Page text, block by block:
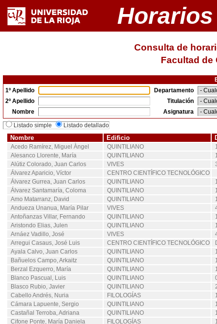
Consulta de
Facultad de
1º Apellido
Departamento
2º Apellido
Titulación
Nombre
Asignatura
Listado simple
Listado detallado
Nombre Edificio
Acedo Ramírez, Miguel Àngel QUINTILIANO
Alesanco Llorente, María
QUINTILIANO
Alútiz Colorado, Juan Carlos
VIVES
Álvarez Aparicio, Víctor
CENTRO CIENTÍFICO TECNOLÓGICO
Álvarez Gurrea, Juan Carlos
QUINTILIANO
Álvarez Santamaría, Coloma
QUINTILIANO
Amo Matarranz, David
QUINTILIANO
Andueza Unanua, María Pilar
VIVES
Antoñanzas Villar, Fernando
QUINTILIANO
Aristondo Elias, Julen
QUINTILIANO
Arnáez Vadillo, José
VIVES
Arregui Casaus, José Luis
CENTRO CIENTÍFICO TECNOLÓGICO
Ayala Calvo, Juan Carlos
QUINTILIANO
Bañuelos Campo, Arkaitz
QUINTILIANO
Berzal Ezquerro, María
QUINTILIANO
Blanco Pascual, Luis
QUINTILIANO
Blasco Rubio, Javier
QUINTILIANO
Cabello Andrés, Nuria
FILOLOGÍAS
Cámara Lapuente, Sergio
QUINTILIANO
Castañal Terroba, Adriana
QUINTILIANO
Cifone Ponte, María Daniela
FILOLOGÍAS